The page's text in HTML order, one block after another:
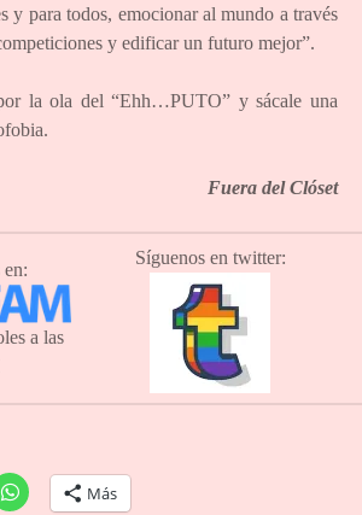
y para todos, emocionar al mundo a través
y edificar un futuro mejor”.
la ola del “Ehh…PUTO” y sácale una
Fuera del Clóset
en:
a las
Síguenos en twitter:
Más